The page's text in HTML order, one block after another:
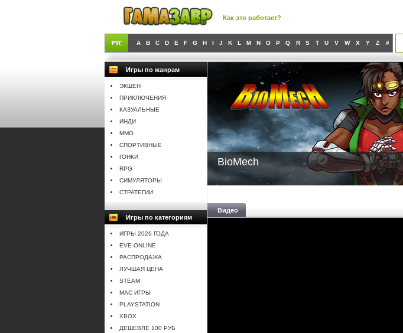
Как это работает?
A B C D E F G H I J K L M N O P Q R S T U V W X Y Z #
Игры по жанрам
ЭКШЕН
ПРИКЛЮЧЕНИЯ
КАЗУАЛЬНЫЕ
ИНДИ
MMO
СПОРТИВНЫЕ
ГОНКИ
RPG
СИМУЛЯТОРЫ
СТРАТЕГИИ
Игры по категориям
ИГРЫ 2026 ГОДА
EVE ONLINE
РАСПРОДАЖА
ЛУЧШАЯ ЦЕНА
STEAM
MAC ИГРЫ
PLAYSTATION
XBOX
ДЕШЕВЛЕ 100 РУБ
BioMech
Видео